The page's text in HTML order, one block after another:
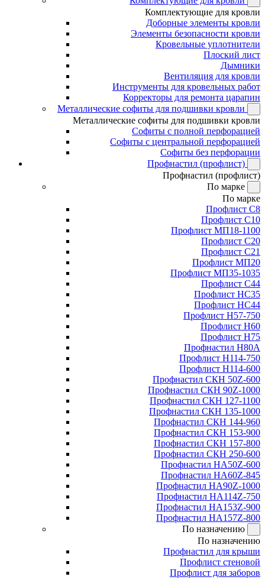
Комплектующие для кровли
Доборные элементы кровли
Элементы безопасности кровли
Кровельные уплотнители
Плоский лист
Дымники
Вентиляция для кровли
Инструменты для кровельных работ
Корректоры для ремонта царапин
Металлические софиты для подшивки кровли
Металлические софиты для подшивки кровли
Софиты с полной перфорацией
Софиты с центральной перфорацией
Софиты без перфорации
Профнастил (профлист)
Профнастил (профлист)
По марке
По марке
Профлист С8
Профлист С10
Профлист МП18-1100
Профлист С20
Профлист С21
Профлист МП20
Профлист МП35-1035
Профлист С44
Профлист НС35
Профлист НС44
Профлист Н57-750
Профлист Н60
Профлист Н75
Профнастил Н80А
Профлист Н114-750
Профлист Н114-600
Профнастил СКН 50Z-600
Профнастил СКН 90Z-1000
Профнастил СКН 127-1100
Профнастил СКН 135-1000
Профнастил СКН 144-960
Профнастил СКН 153-900
Профнастил СКН 157-800
Профнастил СКН 250-600
Профнастил НА50Z-600
Профнастил НА60Z-845
Профнастил НА90Z-1000
Профнастил НА114Z-750
Профнастил НА153Z-900
Профнастил НА157Z-800
По назначению
По назначению
Профнастил для крыши
Профлист стеновой
Профлист для заборов